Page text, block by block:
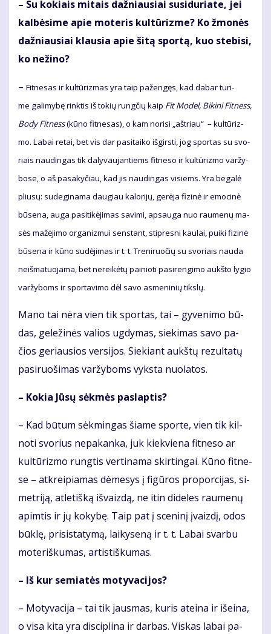
– Su ko­kiais mi­tais daž­niau­siai su­si­du­ria­te, jei
kal­bė­si­me apie mo­te­ris kul­tū­riz­me? Ko žmo­nės
daž­niau­siai klau­sia apie ši­tą spor­tą, kuo ste­bi­si,
ko ne­ži­no?
– Fit­ne­sas ir kul­tū­riz­mas yra taip pa­žen­gęs, kad da­bar tu­ri­
me ga­li­my­bę rink­tis iš to­kių rung­čių kaip Fit Mo­del, Bi­ki­ni Fit­ness,
Bo­dy Fit­ness(kū­no fit­ne­sas), o kam no­ri­si „ašt­riau“ – kul­tū­riz­
mo. La­bai re­tai, bet vis dar pa­si­tai­ko iš­girs­ti, jog spor­tas su svo­
riais nau­din­gas tik da­ly­vau­jan­tiems fit­ne­so ir kul­tū­riz­mo var­žy­
bo­se, o aš pa­sa­ky­čiau, kad jis nau­din­gas vi­siems. Yra be­ga­lė
pliu­sų: su­de­gi­na­ma dau­giau ka­lo­ri­jų, ge­rė­ja fi­zi­nė ir emo­ci­nė
bū­se­na, au­ga pa­si­ti­kė­ji­mas sa­vi­mi, ap­sau­ga nuo rau­me­nų ma­
sės ma­žė­ji­mo or­ga­niz­mui sens­tant, stip­res­ni kau­lai, pui­ki fi­zi­nė
bū­se­na ir kū­no su­dė­ji­mas ir t. t. Tre­ni­ruo­čių su svo­riais nau­da
ne­iš­ma­tuo­ja­ma, bet ne­rei­kė­tų pai­nio­ti pa­si­ren­gi­mo aukš­to ly­gio
var­žy­boms ir spor­ta­vi­mo dėl sa­vo as­me­ni­nių tiks­lų.
Ma­no tai nė­ra vien tik spor­tas, tai – gy­ve­ni­mo bū­
das, ge­le­ži­nės va­lios ug­dy­mas, sie­ki­mas sa­vo pa­
čios ge­riau­sios ver­si­jos. Sie­kiant aukš­tų re­zul­ta­tų
pa­si­ruo­ši­mas var­žy­boms vyks­ta nuo­la­tos.
– Ko­kia Jū­sų sėk­mės pa­slap­tis?
– Kad bū­tum sėk­min­gas šia­me spor­te, vien tik kil­
no­ti svo­rius ne­pa­kan­ka, juk kiek­vie­na fit­ne­so ar
kul­tū­riz­mo rung­tis ver­ti­na­ma skir­tin­gai. Kū­no fit­ne­
se – at­krei­pia­mas dė­me­sys į fi­gū­ros pro­por­ci­jas, si­
met­ri­ją, at­le­tiš­ką iš­vaiz­dą, ne itin di­de­les rau­me­nų
ap­im­tis ir jų ko­ky­bę. Taip pat į sce­ni­nį įvaiz­dį, odos
būk­lę, pri­sis­ta­ty­mą, lai­ky­se­ną ir t. t. La­bai svar­bu
mo­te­riš­ku­mas, ar­tis­tiš­ku­mas.
– Iš kur se­mia­tės mo­ty­va­ci­jos?
– Mo­ty­va­ci­ja – tai tik jaus­mas, ku­ris at­ei­na ir iš­ei­na,
o vi­sa ki­ta yra dis­cip­li­na ir dar­bas. Vis­kas la­bai pa­